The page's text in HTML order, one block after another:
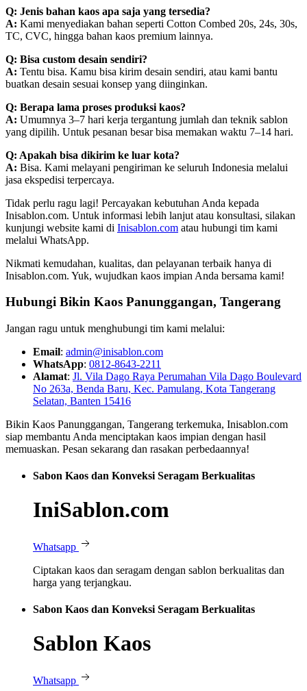
Q: Jenis bahan kaos apa saja yang tersedia?
A: Kami menyediakan bahan seperti Cotton Combed 20s, 24s, 30s,
TC, CVC, hingga bahan kaos premium lainnya.
Q: Bisa custom desain sendiri?
A: Tentu bisa. Kamu bisa kirim desain sendiri, atau kami bantu
buatkan desain sesuai konsep yang diinginkan.
Q: Berapa lama proses produksi kaos?
A: Umumnya 3–7 hari kerja tergantung jumlah dan teknik sablon
yang dipilih. Untuk pesanan besar bisa memakan waktu 7–14 hari.
Q: Apakah bisa dikirim ke luar kota?
A: Bisa. Kami melayani pengiriman ke seluruh Indonesia melalui
jasa ekspedisi terpercaya.
Tidak perlu ragu lagi! Percayakan kebutuhan Anda kepada
Inisablon.com. Untuk informasi lebih lanjut atau konsultasi, silakan
kunjungi website kami di Inisablon.com atau hubungi tim kami
melalui WhatsApp.
Nikmati kemudahan, kualitas, dan pelayanan terbaik hanya di
Inisablon.com. Yuk, wujudkan kaos impian Anda bersama kami!
Hubungi Bikin Kaos Panunggangan, Tangerang
Jangan ragu untuk menghubungi tim kami melalui:
Email: admin@inisablon.com
WhatsApp: 0812-8643-2211
Alamat: Jl. Vila Dago Raya Perumahan Vila Dago Boulevard
No 263a, Benda Baru, Kec. Pamulang, Kota Tangerang
Selatan, Banten 15416
Bikin Kaos Panunggangan, Tangerang terkemuka, Inisablon.com
siap membantu Anda menciptakan kaos impian dengan hasil
memuaskan. Pesan sekarang dan rasakan perbedaannya!
Sabon Kaos dan Konveksi Seragam Berkualitas
IniSablon.com
Whatsapp
Ciptakan kaos dan seragam dengan sablon berkualitas dan
harga yang terjangkau.
Sabon Kaos dan Konveksi Seragam Berkualitas
Sablon Kaos
Whatsapp